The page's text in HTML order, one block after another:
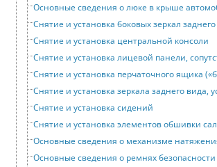
Основные сведения о люке в крыше
Снятие и установка боковых зеркал
Снятие и установка центральной консоли
Снятие и установка перчаточного ящика
Снятие и установка сидений
Снятие и установка элементов обшивки
Основные сведения о ремнях безопасности